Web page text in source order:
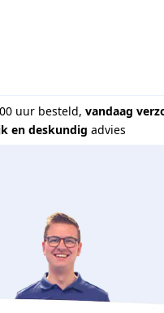
uur besteld, vandaag
en deskundig advies